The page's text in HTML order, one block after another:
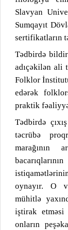
Slavyan
Sumqayıt
sertifikatların
Tədbirdə
adıçəkilən ali
Folklor
edərək
praktik
Tədbirdə
təcrübə
marağının
oynayır. O
mühitlə
iştirak etməsi
onların